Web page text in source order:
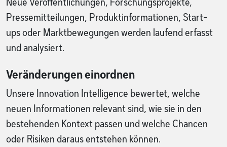
Pressemitteilungen, Produktinformationen, Start-
ups oder Marktbewegungen werden laufend erfasst
und analysiert.
Veränderungen einordnen
Unsere Innovation Intelligence bewertet, welche
neuen Informationen relevant sind, wie sie in den
bestehenden Kontext passen und welche Chancen
oder Risiken daraus entstehen können.